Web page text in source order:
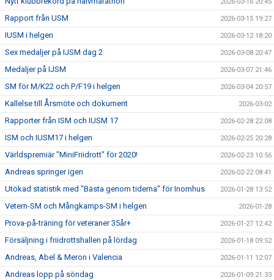
2026-03-16 20:45
Rapport från USM 2026-03-15 19:27
IUSM i helgen 2026-03-12 18:20
Sex medaljer på IJSM dag 2 2026-03-08 20:47
Medaljer på IJSM 2026-03-07 21:46
SM för M/K22 och P/F19 i helgen 2026-03-04 20:57
Kallelse till Årsmöte och dokument 2026-03-02
Rapporter från ISM och IUSM 17 2026-02-28 22:08
ISM och IUSM17 i helgen 2026-02-25 20:28
Världspremiär "MiniFriidrott" för 2020! 2026-02-23 10:56
Andreas springer igen 2026-02-22 08:41
Utökad statistik med "Bästa genom tiderna" för Inomhus 2026-01-28 13:52
Vetern-SM och Mångkamps-SM i helgen 2026-01-28
Prova-på-träning för veteraner 35år+ 2026-01-27 12:42
Försäljning i friidrottshallen på lördag 2026-01-18 09:52
Andreas, Abel & Meron i Valencia 2026-01-11 12:07
Andreas lopp på söndag 2026-01-09 21:33